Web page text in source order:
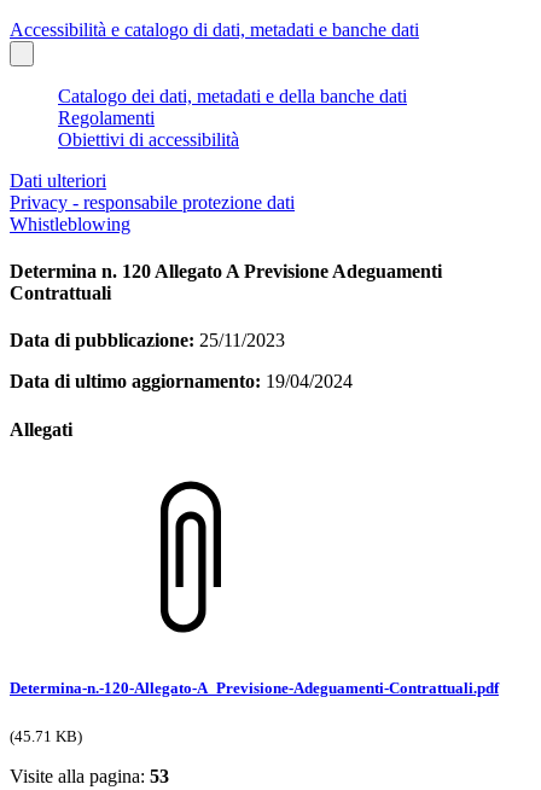
Accessibilità e catalogo di dati, metadati e banche dati
Catalogo dei dati, metadati e della banche dati
Regolamenti
Obiettivi di accessibilità
Dati ulteriori
Privacy - responsabile protezione dati
Whistleblowing
Determina n. 120 Allegato A Previsione Adeguamenti
Contrattuali
Data di pubblicazione: 25/11/2023
Data di ultimo aggiornamento: 19/04/2024
Allegati
Determina-n.-120-Allegato-A_Previsione-Adeguamenti-Contrattuali.pdf
(45.71 KB)
Visite alla pagina: 53